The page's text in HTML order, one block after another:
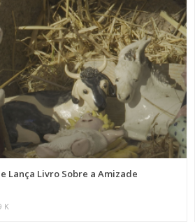
Lança Livro Sobre a Amizade
K